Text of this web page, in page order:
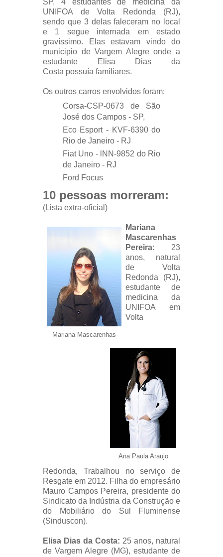
UNIFOA de Volta Redonda (RJ),
sendo que 3 delas faleceram no local
e 1 segue internada em estado
gravíssimo. Elas estavam vindo do
municipio de Vargem Alegre onde a
estudante Elisa Dias da
Costa possuía familiares.
Os outros carros envolvidos foram:
Corsa-CSP-0673 de São
José dos Campos - SP,
Eco Esport - KVF-6390 do
Rio de Janeiro - RJ
Fiat Uno - lNN-9852 do Rio
de Janeiro - RJ
Ford Focus
10 pessoas morreram:
(Lista extra-oficial)
Mariana Mascarenhas
Ana Paula Araujo
Mariana
Mascarenhas
Pereira: 23
anos, natural
de Volta
Redonda (RJ),
estudante de
medicina da
UNIFOA em
Volta
Redonda, Trabalhou no serviço de
Resgate em 2012. Filha do empresário
Mauro Campos Pereira, presidente do
Sindicato da Indústria da Construção e
do Mobiliário do Sul Fluminense
(Sinduscon).
Elisa Dias da Costa: 25 anos, natural
de Vargem Alegre (MG), estudante de